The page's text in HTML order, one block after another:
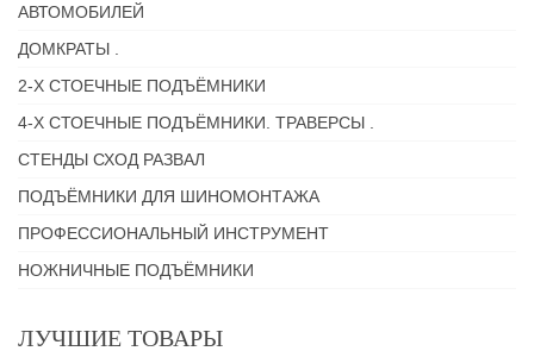
АВТОМОБИЛЕЙ
ДОМКРАТЫ .
2-Х СТОЕЧНЫЕ ПОДЪЁМНИКИ
4-Х СТОЕЧНЫЕ ПОДЪЁМНИКИ. ТРАВЕРСЫ .
СТЕНДЫ СХОД РАЗВАЛ
ПОДЪЁМНИКИ ДЛЯ ШИНОМОНТАЖА
ПРОФЕССИОНАЛЬНЫЙ ИНСТРУМЕНТ
НОЖНИЧНЫЕ ПОДЪЁМНИКИ
ЛУЧШИЕ ТОВАРЫ